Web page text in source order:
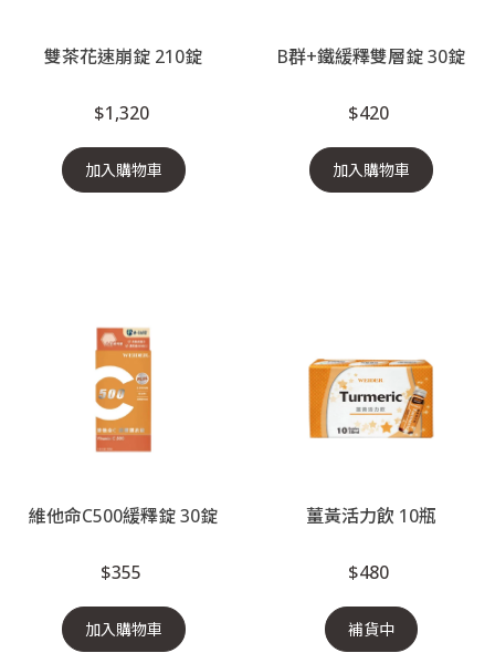
雙茶花速崩錠 210錠
$1,320
加入購物車
B群+鐵緩釋雙層錠 30錠
$420
加入購物車
維他命C500緩釋錠 30錠
$355
加入購物車
薑黃活力飲 10瓶
$480
補貨中